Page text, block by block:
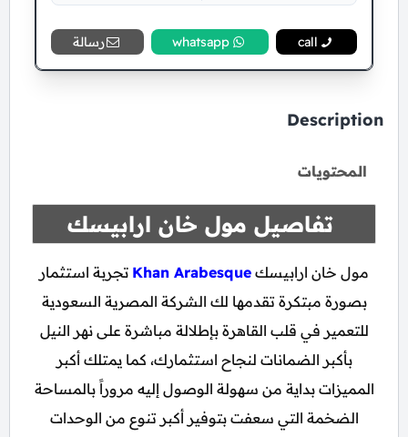
call
whatsapp رسالة
Description
المحتويات
تفاصيل مول خان ارابيسك
مول خان ارابيسك Khan Arabesque تجربة استثمار
بصورة مبتكرة تقدمها لك الشركة المصرية السعودية
للتعمير في قلب القاهرة بإطلالة مباشرة على نهر النيل
بأكبر الضمانات لنجاح استثمارك، كما يمتلك أكبر
المميزات بداية من سهولة الوصول إليه مروراً بالمساحة
الضخمة التي سعفت بتوفير أكبر تنوع من الوحدات